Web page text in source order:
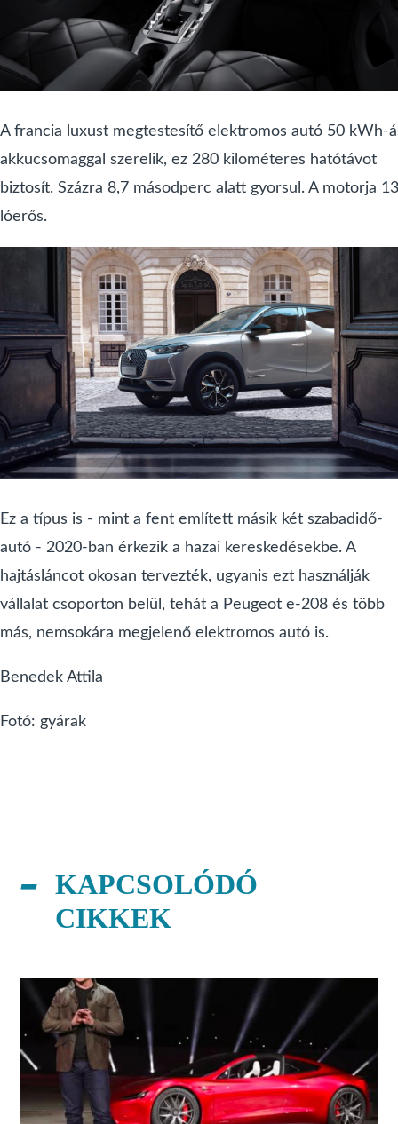
A francia luxust megtestesítő elektromos autó 50 kWh-
akkucsomaggal szerelik, ez 280 kilométeres hatótávot
biztosít. Százra 8,7 másodperc alatt gyorsul. A motorja
lóerős.
Ez a típus is - mint a fent említett másik két szabadidő-
autó - 2020-ban érkezik a hazai kereskedésekbe. A
hajtásláncot okosan tervezték, ugyanis ezt használják
vállalat csoporton belül, tehát a Peugeot e-208 és több
más, nemsokára megjelenő elektromos autó is.
Benedek Attila
Fotó: gyárak
KAPCSOLÓDÓ
CIKKEK